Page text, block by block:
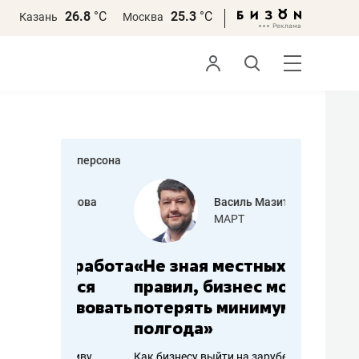
Казань 26.8 °С Москва 25.3 °С
персона
Василь Мазитов
МАРТ
«Не зная местных
правил, бизнес может
потерять минимум
полгода»